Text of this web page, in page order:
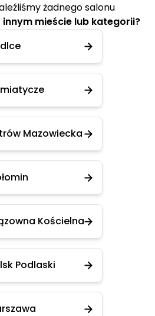
żadnego salonu
mieście lub kategorii?
Mazowiecka
Kościelna
Podlaski